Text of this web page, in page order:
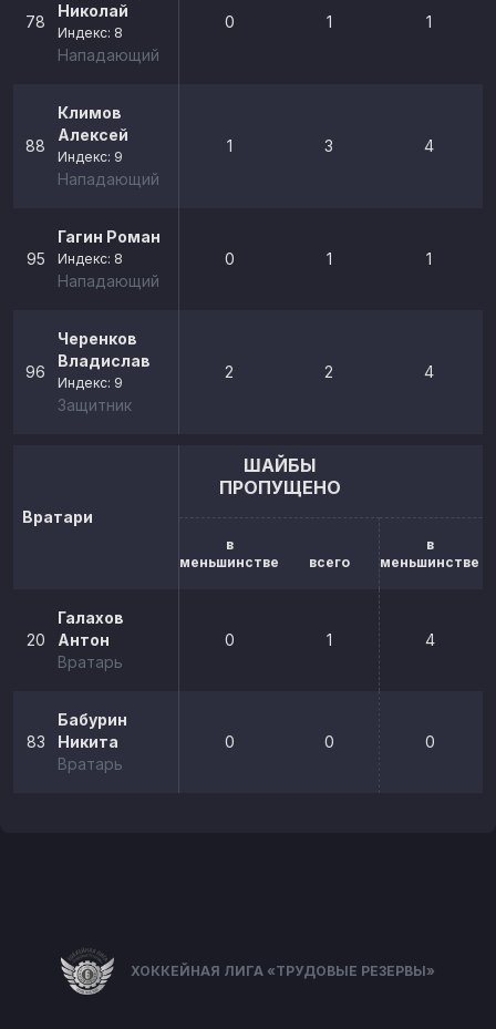
78
Николай
Индекс: 8
Нападающий
0 1 1
88
Климов
Алексей
Индекс: 9
Нападающий
1 3 4
95
Гагин Роман
Индекс: 8
Нападающий
0 1 1
96
Черенков
Владислав
Индекс: 9
Защитник
2 2 4
Вратари
ШАЙБЫ
ПРОПУЩЕНО
в
меньшинстве
всего
в
меньшинстве
20
Галахов
Антон
Вратарь
0 1 4
83
Бабурин
Никита
Вратарь
0 0 0
ХОККЕЙНАЯ ЛИГА «ТРУДОВЫЕ РЕЗЕРВЫ»